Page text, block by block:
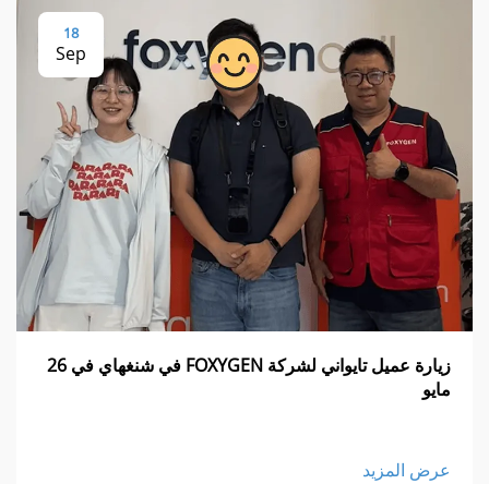
18
Sep
زيارة عميل تايواني لشركة FOXYGEN في شنغهاي في 26
مايو
عرض المزيد